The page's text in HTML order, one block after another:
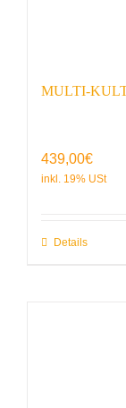
MULTI-
439,00€
Details